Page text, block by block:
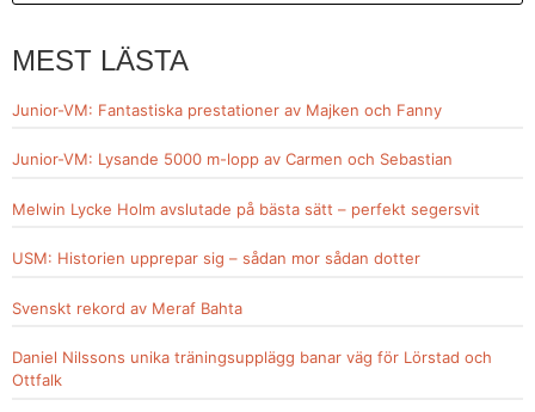
MEST LÄSTA
Junior-VM: Fantastiska prestationer av Majken och Fanny
Junior-VM: Lysande 5000 m-lopp av Carmen och Sebastian
Melwin Lycke Holm avslutade på bästa sätt – perfekt segersvit
USM: Historien upprepar sig – sådan mor sådan dotter
Svenskt rekord av Meraf Bahta
Daniel Nilssons unika träningsupplägg banar väg för Lörstad och
Ottfalk